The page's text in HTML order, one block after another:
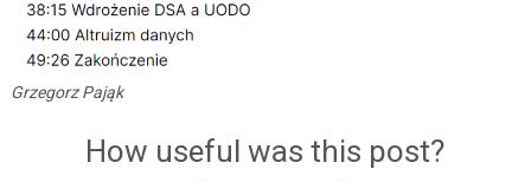
Grzegorz Pająk
How useful was this post?